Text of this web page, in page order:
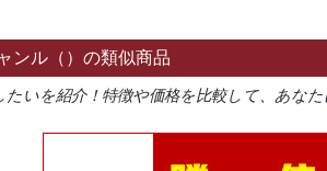
ンル（）の類似商品
たいを紹介！特徴や価格を比較して、あな